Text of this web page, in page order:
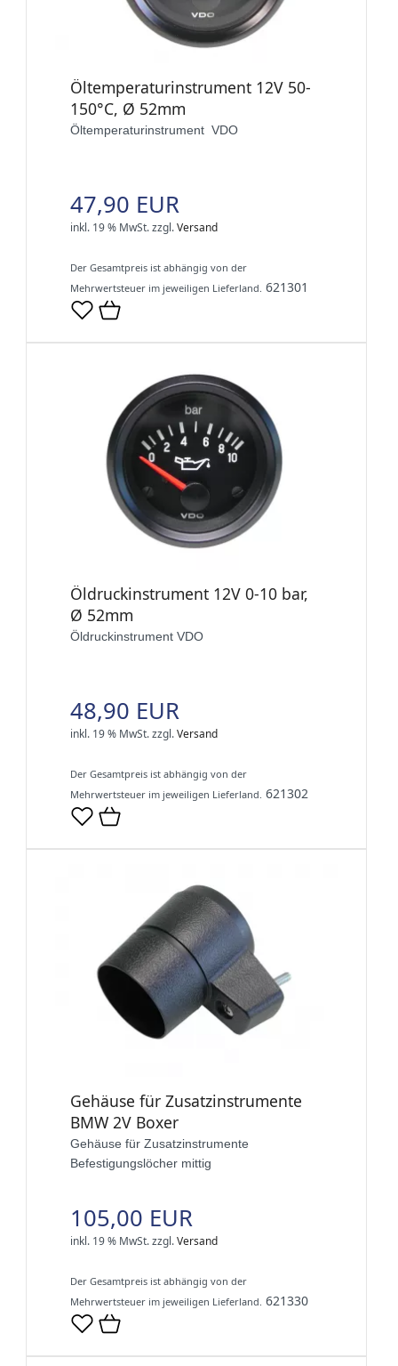
Öltemperaturinstrument 12V 50-
150°C, Ø 52mm
Öltemperaturinstrument VDO
47,90 EUR
inkl. 19 % MwSt.zzgl.Versand
Der Gesamtpreis ist abhängig von der
Mehrwertsteuer im jeweiligen Lieferland. 621301
Öldruckinstrument 12V 0-10 bar,
Ø 52mm
Öldruckinstrument VDO
48,90 EUR
inkl. 19 % MwSt.zzgl.Versand
Der Gesamtpreis ist abhängig von der
Mehrwertsteuer im jeweiligen Lieferland. 621302
Gehäuse für Zusatzinstrumente
BMW 2V Boxer
Gehäuse für Zusatzinstrumente
Befestigungslöcher mittig
105,00 EUR
inkl. 19 % MwSt.zzgl.Versand
Der Gesamtpreis ist abhängig von der
Mehrwertsteuer im jeweiligen Lieferland. 621330